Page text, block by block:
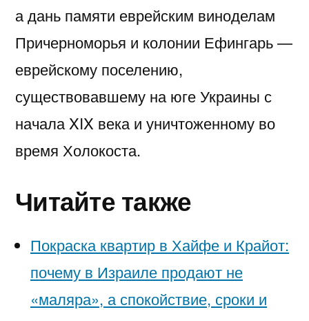
а дань памяти еврейским виноделам
Причерноморья и колонии Ефингарь —
еврейскому поселению,
существовавшему на юге Украины с
начала XIX века и уничтоженному во
время Холокоста.
Читайте также
Покраска квартир в Хайфе и Крайот:
почему в Израиле продают не
«маляра», а спокойствие, сроки и